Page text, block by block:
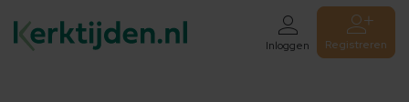
Inloggen Registreren